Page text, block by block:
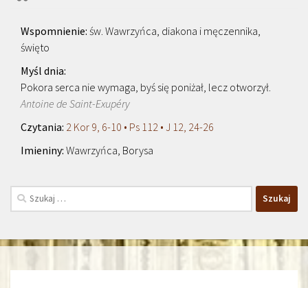
św. Wawrzyńca, diakona i męczennika,
święto
Pokora serca nie wymaga, byś się poniżał, lecz otworzył.
Antoine de Saint-Exupéry
2 Kor 9, 6-10 • Ps 112 • J 12, 24-26
Wawrzyńca, Borysa
Szukaj: